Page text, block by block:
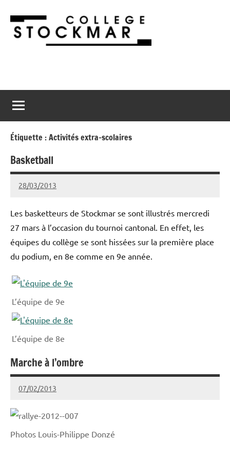
contenu
Étiquette :Activités extra-scolaires
Basketball
28/03/2013
admin@stockmar.ch
Les basketteurs de Stockmar se sont illustrés mercredi
27 mars à l’occasion du tournoi cantonal. En effet, les
équipes du collège se sont hissées sur la première place
du podium, en 8e comme en 9e année.
L’équipe de 9e
L’équipe de 8e
Collège
Marche à l’ombre
07/02/2013
admin@stockmar.ch
Photos Louis-Philippe Donzé